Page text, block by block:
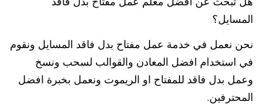
المسايل؟
نحن نعمل في خدمة عمل مفتاح بدل فاقد المسايل ونقوم
في استخدام افضل المعادن والقوالب لسحب ونسخ
وعمل بدل فاقد للمفتاح او الريموت ونعمل بخبرة افضل
المحترفين.